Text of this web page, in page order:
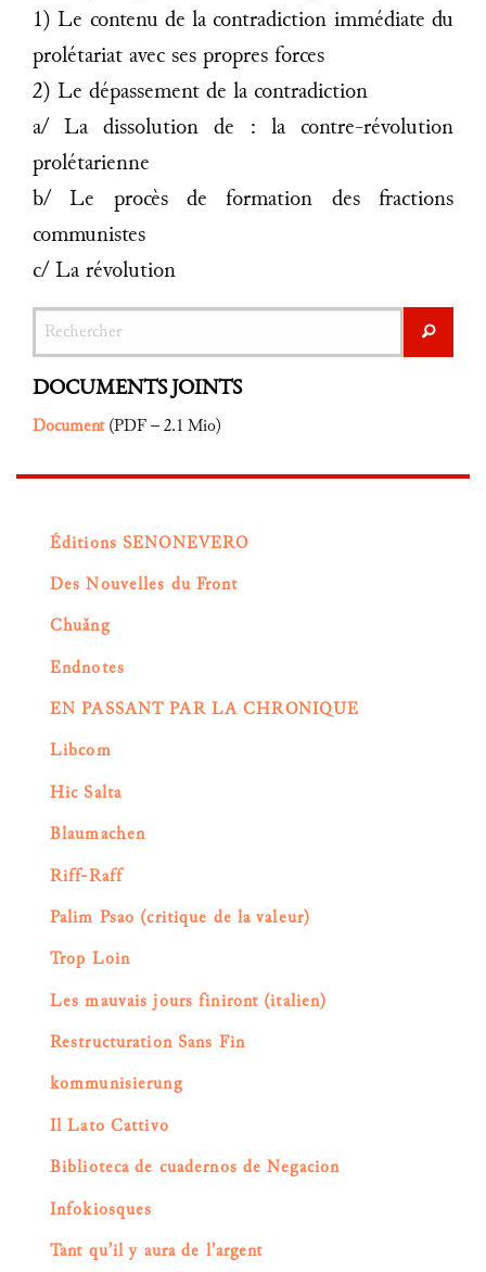
1) Le contenu de la contradiction immédiate du
prolétariat avec ses propres forces
2) Le dépassement de la contradiction
a/ La dissolution de : la contre-révolution
prolétarienne
b/ Le procès de formation des fractions
communistes
c/ La révolution
Rechercher
DOCUMENTS JOINTS
Document (PDF – 2.1 Mio)
Éditions SENONEVERO
Des Nouvelles du Front
Chuǎng
Endnotes
EN PASSANT PAR LA CHRONIQUE
Libcom
Hic Salta
Blaumachen
Riff-Raff
Palim Psao (critique de la valeur)
Trop Loin
Les mauvais jours finiront (italien)
Restructuration Sans Fin
kommunisierung
Il Lato Cattivo
Biblioteca de cuadernos de Negacion
Infokiosques
Tant qu’il y aura de l’argent